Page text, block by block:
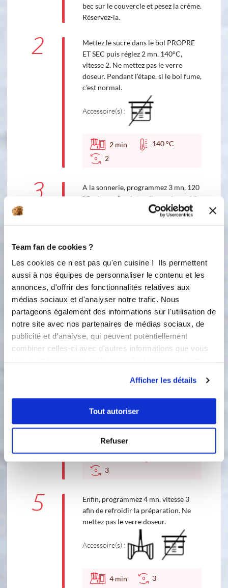
Team fan de cookies ?
Les cookies ce n'est pas qu'en cuisine ! Ils permettent
aussi à nos équipes de personnaliser le contenu et les
annonces, d'offrir des fonctionnalités relatives aux
médias sociaux et d'analyser notre trafic. Nous
partageons également des informations sur l'utilisation de
notre site avec nos partenaires de médias sociaux, de
publicité et d'analyse, qui peuvent potentiellement
combiner celles-ci avec d'autres informations que vous
Afficher les détails
Tout autoriser
Refuser
bec sur le couvercle et pesez la crème.
Réservez-la.
2
Mettez le sucre dans le bol PROPRE
ET SEC puis réglez 2 mn, 140°C,
vitesse 2. Ne mettez pas le verre
doseur. Pendant l'étape, si le bol fume,
c'est normal.
Accessoire(s) :
2 min
140 °C
2
3
A la sonnerie, programmez 3 mn, 120
°C, vitesse 3 puis tandis que le cook'in
tourne, ajoutez la crème lentement
doseur quand vous aurez ajouté la
Accessoire(s) :
3min
120 °C
3
4
Clipsez le fouet sur les lames. Puis,
étape va permettre de rendre plus
le verre doseur.
Accessoire(s) :
10min
100 °C
3
5
Enfin, programmez 4 mn, vitesse 3
afin de refroidir la préparation. Ne
mettez pas le verre doseur.
Accessoire(s) :
4 min 3